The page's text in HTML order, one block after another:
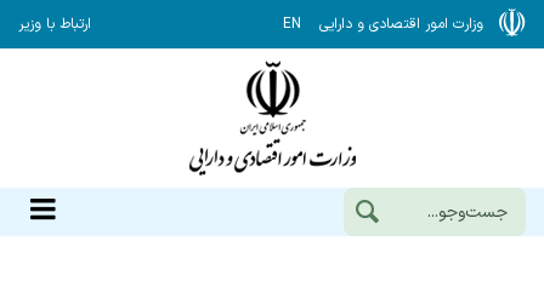
وزارت امور اقتصادی و دارایی EN ارتباط با وزیر